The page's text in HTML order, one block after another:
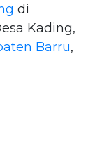
di
Kading,
Barru,